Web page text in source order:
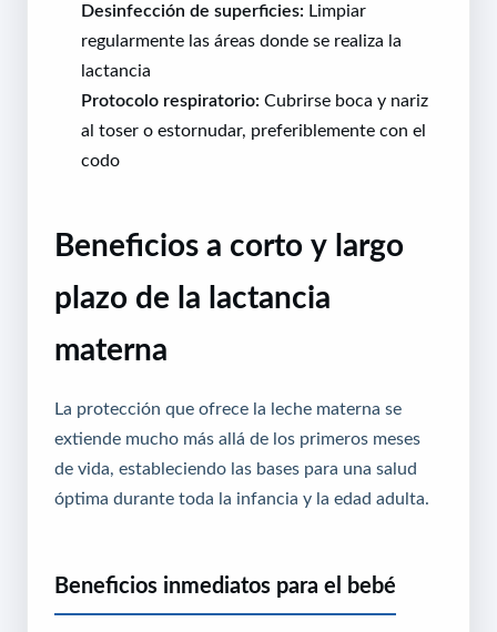
Desinfección de superficies: Limpiar
regularmente las áreas donde se realiza la
lactancia
Protocolo respiratorio: Cubrirse boca y nariz
al toser o estornudar, preferiblemente con el
codo
Beneficios a corto y largo
plazo de la lactancia
materna
La protección que ofrece la leche materna se
extiende mucho más allá de los primeros meses
de vida, estableciendo las bases para una salud
óptima durante toda la infancia y la edad adulta.
Beneficios inmediatos para el bebé